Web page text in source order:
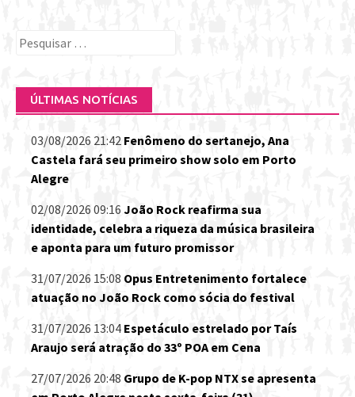
Pesquisar
ÚLTIMAS NOTÍCIAS
03/08/2026 21:42 Fenômeno do sertanejo, Ana
Castela fará seu primeiro show solo em Porto
Alegre
02/08/2026 09:16 João Rock reafirma sua
identidade, celebra a riqueza da música brasileira
e aponta para um futuro promissor
31/07/2026 15:08 Opus Entretenimento fortalece
atuação no João Rock como sócia do festival
31/07/2026 13:04 Espetáculo estrelado por Taís
Araujo será atração do 33º POA em Cena
27/07/2026 20:48 Grupo de K-pop NTX se apresenta